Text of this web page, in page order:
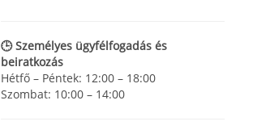
🕒 Személyes ügyfélfogadás és
beiratkozás
Hétfő – Péntek: 12:00 – 18:00
Szombat: 10:00 – 14:00